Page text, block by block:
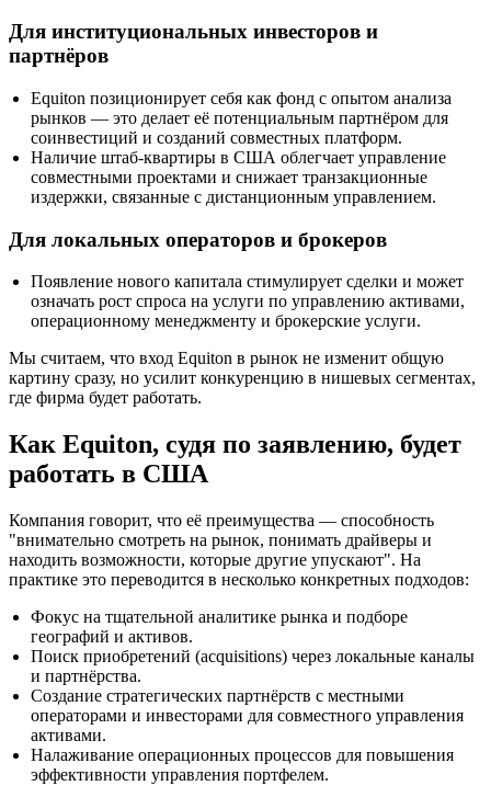
Для институциональных инвесторов и
партнёров
Equiton позиционирует себя как фонд с опытом анализа
рынков — это делает её потенциальным партнёром для
соинвестиций и созданий совместных платформ.
Наличие штаб-квартиры в США облегчает управление
совместными проектами и снижает транзакционные
издержки, связанные с дистанционным управлением.
Для локальных операторов и брокеров
Появление нового капитала стимулирует сделки и может
означать рост спроса на услуги по управлению активами,
операционному менеджменту и брокерские услуги.
Мы считаем, что вход Equiton в рынок не изменит общую
картину сразу, но усилит конкуренцию в нишевых сегментах,
где фирма будет работать.
Как Equiton, судя по заявлению, будет
работать в США
Компания говорит, что её преимущества — способность
"внимательно смотреть на рынок, понимать драйверы и
находить возможности, которые другие упускают". На
практике это переводится в несколько конкретных подходов:
Фокус на тщательной аналитике рынка и подборе
географий и активов.
Поиск приобретений (acquisitions) через локальные каналы
и партнёрства.
Создание стратегических партнёрств с местными
операторами и инвесторами для совместного управления
активами.
Налаживание операционных процессов для повышения
эффективности управления портфелем.